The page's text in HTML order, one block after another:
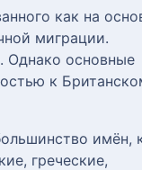
как на
миграции.
Однако основные
к
имён,
греческие,